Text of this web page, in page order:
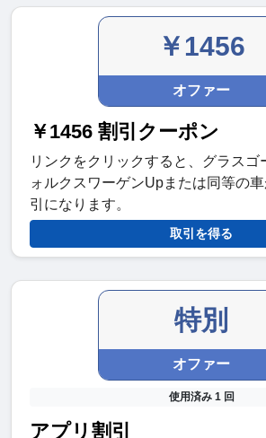
￥1456
オファー
￥1456 割引クーポン
リンクをクリックすると、グラスゴ
ォルクスワーゲンUpまたは同等の
引になります。
取引を得る
特別
オファー
使用済み 1 回
アプリ割引